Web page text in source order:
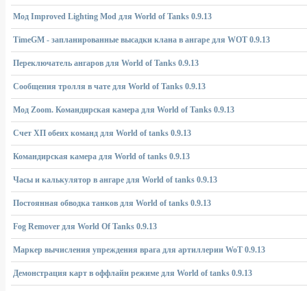
Мод Improved Lighting Mod для World of Tanks 0.9.13
TimeGM - запланированные высадки клана в ангаре для WOT 0.9.13
Переключатель ангаров для World of Tanks 0.9.13
Сообщения тролля в чате для World of Tanks 0.9.13
Мод Zoom. Командирская камера для World of Tanks 0.9.13
Счет ХП обеих команд для World of tanks 0.9.13
Командирская камера для World of tanks 0.9.13
Часы и калькулятор в ангаре для World of tanks 0.9.13
Постоянная обводка танков для World of tanks 0.9.13
Fog Remover для World Of Tanks 0.9.13
Маркер вычисления упреждения врага для артиллерии WoТ 0.9.13
Демонстрация карт в оффлайн режиме для World of tanks 0.9.13